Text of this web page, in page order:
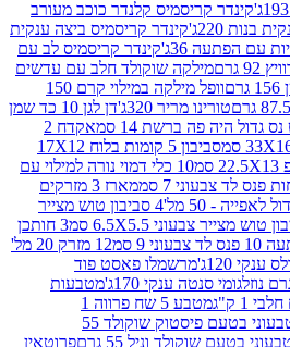
קריסמיס קלנדר כוכב מעורב
קינדר קריסמיס ביצה ענקית
קינדר קריסמיס לב עם
שוקולד חלב עם עדשים
וופל מילקה במילוי קרם 150
מריר 320ג'
דן לגן 10 כד שמן
ברשת 14 סמ
אקדח 2
סביבון 5 קומות בלוח 17X12
10 כלי דמוי נורה למילוי עם
מארז 3 מזרקים
4 סביבון טוש מצייר
3 חותכן
12 מזרק 20 מל'
מרשמלו פאסט פוד
ענקי 170ג'
מטבעות
מטבע 5 שח פרווה 1
פרוטאין פרו-חטיף חלבון טבעוני בטעם פיסטוק שוקולד 55
וניל 55 גרם
פרוטאין